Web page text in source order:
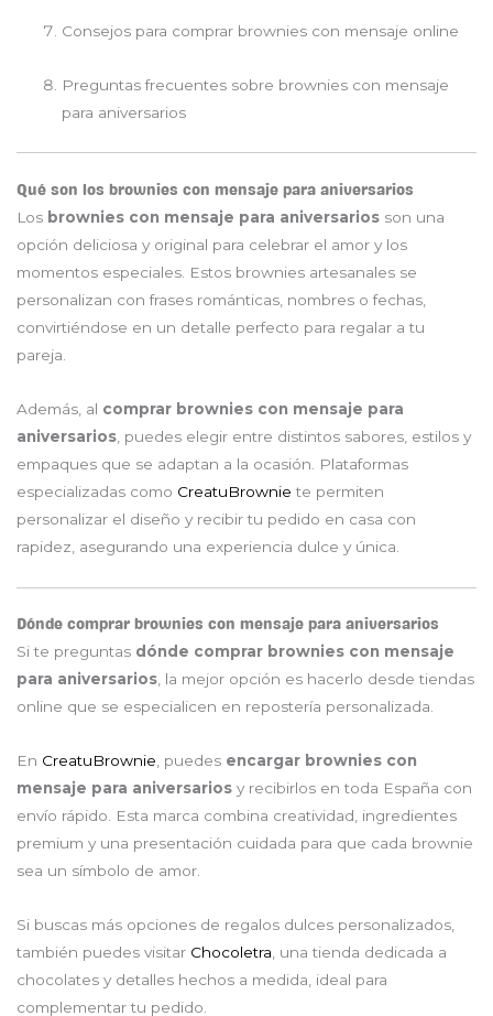
Consejos para comprar brownies con mensaje online
Preguntas frecuentes sobre brownies con mensaje
para aniversarios
Qué son los brownies con mensaje para aniversarios
Los brownies con mensaje para aniversarios son una
opción deliciosa y original para celebrar el amor y los
momentos especiales. Estos brownies artesanales se
personalizan con frases románticas, nombres o fechas,
convirtiéndose en un detalle perfecto para regalar a tu
pareja.
Además, al comprar brownies con mensaje para
aniversarios , puedes elegir entre distintos sabores, estilos y
empaques que se adaptan a la ocasión. Plataformas
especializadas como CreatuBrownie te permiten
personalizar el diseño y recibir tu pedido en casa con
rapidez, asegurando una experiencia dulce y única.
Dónde comprar brownies con mensaje para aniversarios
Si te preguntas dónde comprar brownies con mensaje
para aniversarios, la mejor opción es hacerlo desde tiendas
online que se especialicen en repostería personalizada.
En CreatuBrownie, puedes encargar brownies con
mensaje para aniversarios y recibirlos en toda España con
envío rápido. Esta marca combina creatividad, ingredientes
premium y una presentación cuidada para que cada brownie
sea un símbolo de amor.
Si buscas más opciones de regalos dulces personalizados,
también puedes visitar Chocoletra, una tienda dedicada a
chocolates y detalles hechos a medida, ideal para
complementar tu pedido.